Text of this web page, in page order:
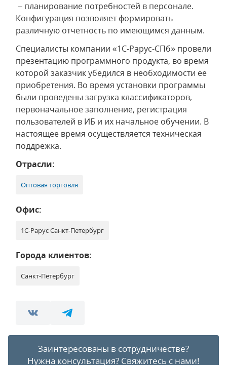
– планирование потребностей в персонале.
Конфигурация позволяет формировать
различную отчетность по имеющимся данным.
Специалисты компании «1С-Рарус-СПб» провели
презентацию программного продукта, во время
которой заказчик убедился в необходимости ее
приобретения. Во время установки программы
были проведены загрузка классификаторов,
первоначальное заполнение, регистрация
пользователей в ИБ и их начальное обучении. В
настоящее время осуществляется техническая
поддрежка.
Отрасли:
Оптовая торговля
Офис:
1С-Рарус Санкт-Петербург
Города клиентов:
Санкт-Петербург
Заинтересованы в сотрудничестве?
Нужна консультация? Свяжитесь с нами!